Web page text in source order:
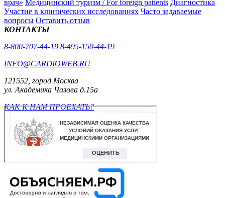
врач» Медицинский туризм / For foreign patients Диагностика
Участие в клинических исследованиях Часто задаваемые
вопросы Оставить отзыв
КОНТАКТЫ
8-800-707-44-19 8-495-150-44-19
INFO@CARDIOWEB.RU
121552, город Москва
ул. Академика Чазова д.15а
КАК К НАМ ПРОЕХАТЬ?